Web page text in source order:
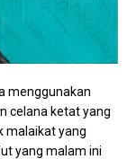
menggunakan
celana ketat yang
malaikat yang
yang malam ini